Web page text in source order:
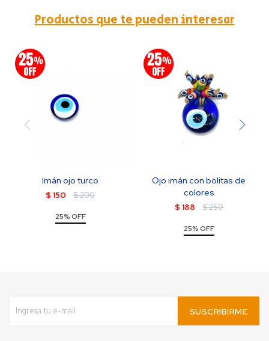
Productos que te pueden interesar
Imán ojo turco
$ 150 $200
25% OFF
Ojo imán con bolitas de
colores
$ 188 $250
25% OFF
SUSCRIBIRME